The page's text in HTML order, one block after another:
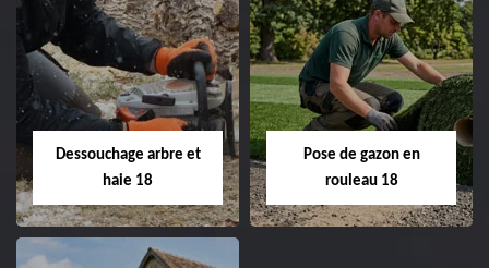
Taille de haie 18
Entreprise taille de haie
18 Cher tel:
02.52.56.49.40
Tonte et réfection
de pelouse 18
Entreprise tonte et
Cher tel: 02.52.56.49.40
Dessouchage arbre et
haie 18
Pose de gazon en
rouleau 18